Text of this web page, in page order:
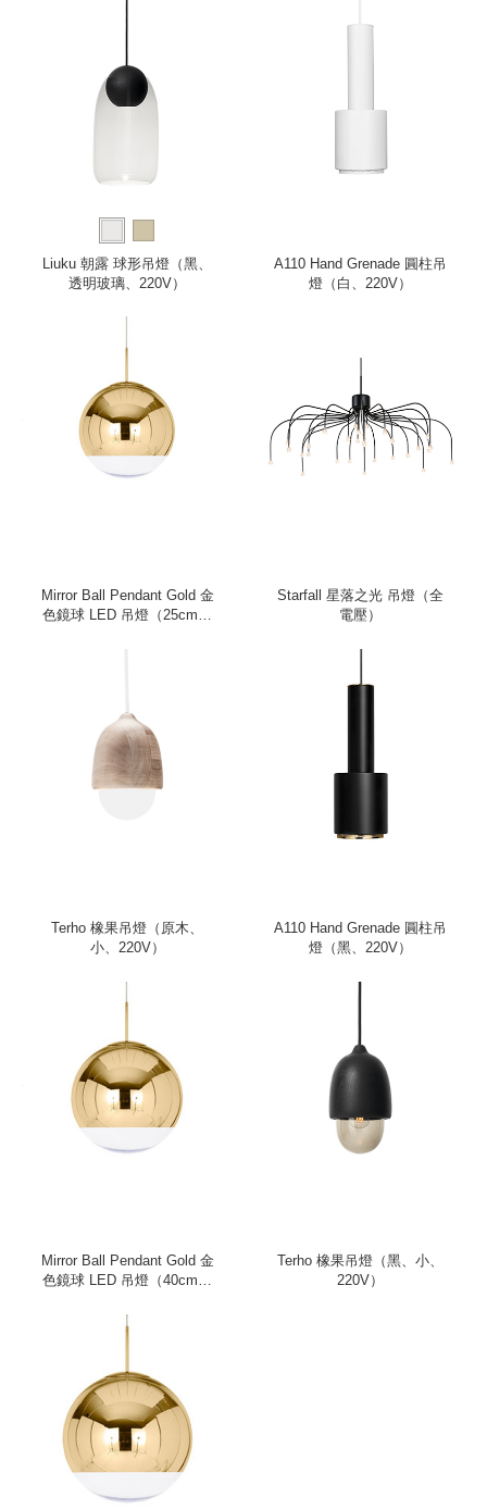
Liuku 朝露 球形吊燈（黑、
透明玻璃、220V）
A110 Hand Grenade 圓柱吊
燈（白、220V）
Mirror Ball Pendant Gold 金
色鏡球 LED 吊燈（25cm、
Starfall 星落之光 吊燈（全
電壓）
Terho 橡果吊燈（原木、
小、220V）
A110 Hand Grenade 圓柱吊
燈（黑、220V）
Mirror Ball Pendant Gold 金
色鏡球 LED 吊燈（40cm、
Terho 橡果吊燈（黑、小、
220V）